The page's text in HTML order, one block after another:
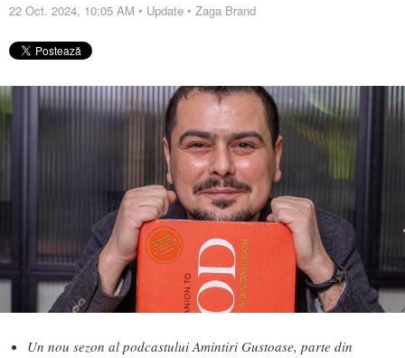
22 Oct. 2024, 10:05 AM • Update • Zaga Brand
Un nou sezon al podcastului Amintiri Gustoase, parte din